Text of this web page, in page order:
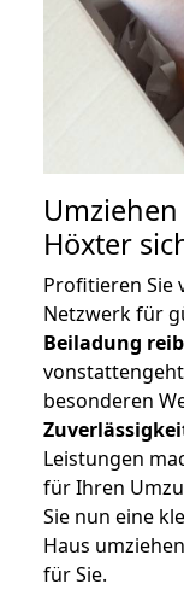
Höxter
Profitieren Sie
Netzwerk für
Beiladung
besonderen
Leistungen
für Ihren
Sie nun eine
Haus
für Sie.